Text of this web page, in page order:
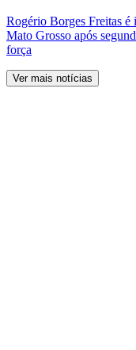
Rogério Borges Freitas
Mato Grosso após
força
Ver mais notícias